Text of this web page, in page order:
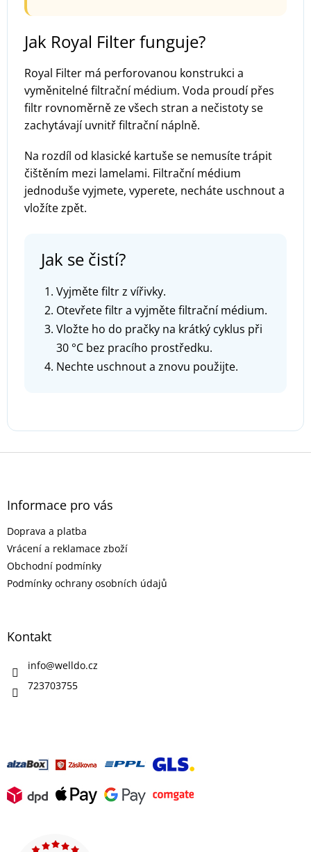
Jak Royal Filter funguje?
Royal Filter má perforovanou konstrukci a
vyměnitelné filtrační médium. Voda proudí přes
filtr rovnoměrně ze všech stran a nečistoty se
zachytávají uvnitř filtrační náplně.
Na rozdíl od klasické kartuše se nemusíte trápit
čištěním mezi lamelami. Filtrační médium
jednoduše vyjmete, vyperete, necháte uschnout a
vložíte zpět.
Jak se čistí?
Vyjměte filtr z vířivky.
Otevřete filtr a vyjměte filtrační médium.
Vložte ho do pračky na krátký cyklus při
30 °C bez pracího prostředku.
Nechte uschnout a znovu použijte.
Z
Informace pro vás
Doprava a platba
Vrácení a reklamace zboží
Obchodní podmínky
Podmínky ochrany osobních údajů
Kontakt
info@welldo.cz
723703755